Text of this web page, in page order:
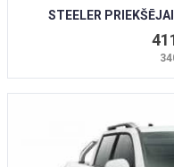
STEELER